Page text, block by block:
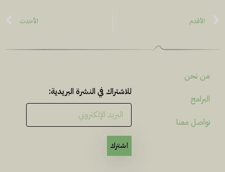
الأقدم الأحدث
من نحن
البرامج
تواصل معنا
للاشتراك في النشرة البريدية:
اشترك